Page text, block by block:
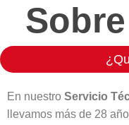
En nuestro Servicio
llevamos más de 28